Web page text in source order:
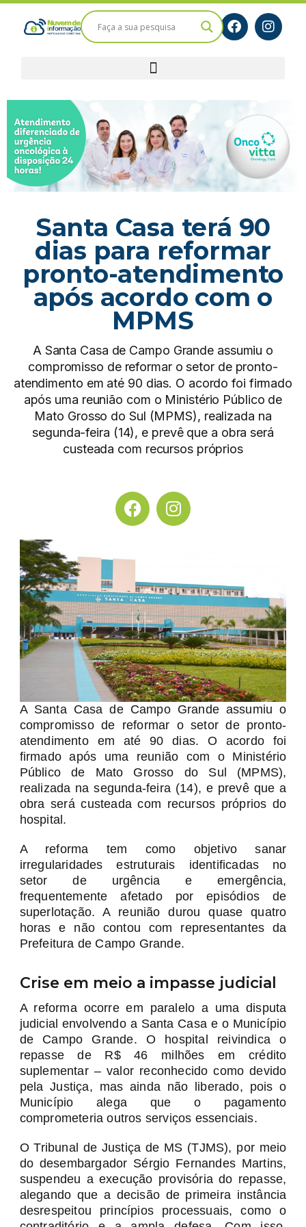
Santa Casa terá 90
dias para reformar
pronto-atendimento
após acordo com o
MPMS
A Santa Casa de Campo Grande assumiu o
compromisso de reformar o setor de pronto-
atendimento em até 90 dias. O acordo foi firmado
após uma reunião com o Ministério Público de
Mato Grosso do Sul (MPMS), realizada na
segunda-feira (14), e prevê que a obra será
custeada com recursos próprios
A Santa Casa de Campo Grande assumiu o
compromisso de reformar o setor de pronto-
atendimento em até 90 dias. O acordo foi
firmado após uma reunião com o Ministério
Público de Mato Grosso do Sul (MPMS),
realizada na segunda-feira (14), e prevê que a
obra será custeada com recursos próprios do
hospital.
A reforma tem como objetivo sanar
irregularidades estruturais identificadas no
setor de urgência e emergência,
frequentemente afetado por episódios de
superlotação. A reunião durou quase quatro
horas e não contou com representantes da
Prefeitura de Campo Grande.
Crise em meio a impasse judicial
A reforma ocorre em paralelo a uma disputa
judicial envolvendo a Santa Casa e o Município
de Campo Grande. O hospital reivindica o
repasse de R$ 46 milhões em crédito
suplementar – valor reconhecido como devido
pela Justiça, mas ainda não liberado, pois o
Município alega que o pagamento
comprometeria outros serviços essenciais.
O Tribunal de Justiça de MS (TJMS), por meio
do desembargador Sérgio Fernandes Martins,
suspendeu a execução provisória do repasse,
alegando que a decisão de primeira instância
desrespeitou princípios processuais, como o